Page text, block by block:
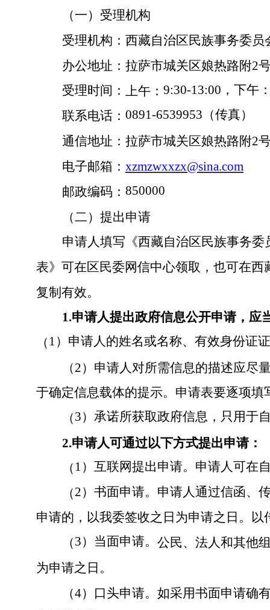
（一）受理机构
受理机构： 西藏自治区民族事务委员
办公地址：拉萨市城关区娘热路附2
受理时间：
上午： 9:30-13:00，下午
联系电话： 0891-6539953（传真）
通信地址：拉萨市城关区娘热路附2
电子邮箱： xzmzwxxzx@sina.com
邮政编码： 850000
（二）提出申请
申请人填写《西藏自治区民族事务
表》 可在区民委网信中心领取 ，也可在
复制有效。
1.申请人提出政府信息公开申请，应
（ 1）申请人的姓名或名称、有效身份证
（2） 申请人对所需信息的描述应尽
于确定信息载体的提示。 申请表要逐项填
（3）承诺所获取政府信息，只用于
2.申请人可通过以下方式提出申请：
（ 1）互联网提出申请。申请人可在
（2）书面申请。申请人通过信函、
申请的，以我委签收之日为申请之日。
（3）当面申请。 公民、法人和其他
为申请之日。
（4）口头申请。 如采用书面申请确